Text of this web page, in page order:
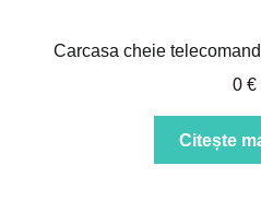
Carcasa cheie
0 €
Citește